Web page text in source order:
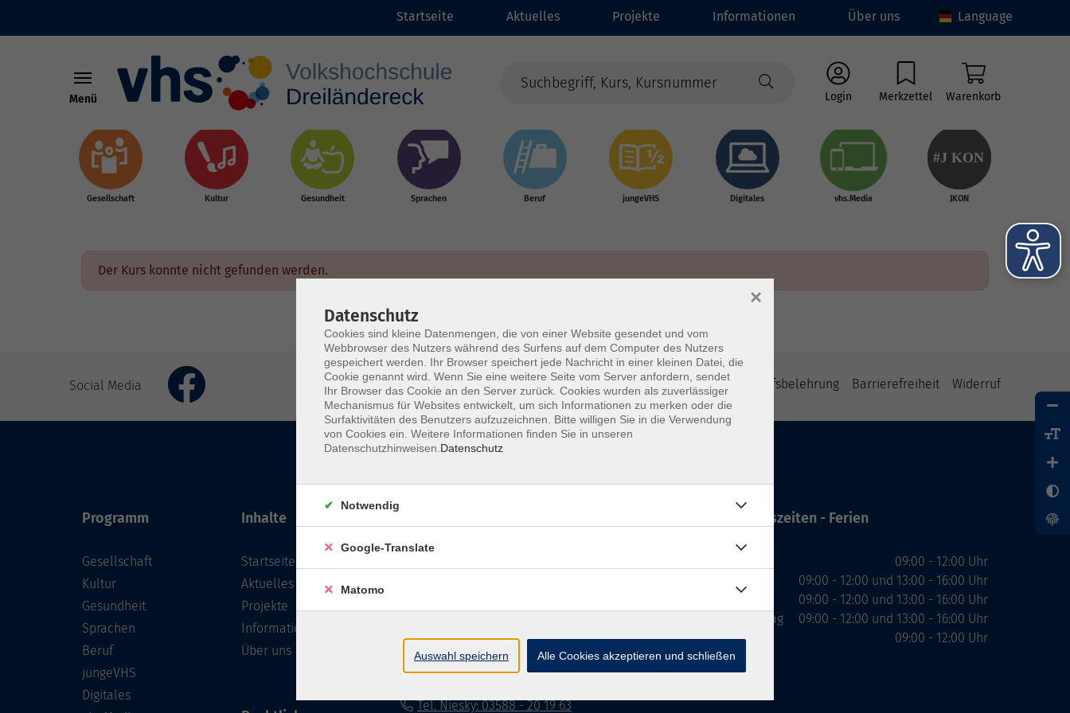
Skip to main content
Startseite Aktuelles Projekte Informationen Über uns Language
Menü Login Merkzettel Warenkorb
Gesellschaft Kultur Gesundheit Sprachen Beruf jungeVHS Digitales vhs.Media
#J KON
JKON
Der Kurs konnte nicht gefunden werden.
Social Media Impressum Datenschutzerklärung AGB Widerrufsbelehrung Barrierefreiheit Widerruf
Programm
Gesellschaft
Kultur
Gesundheit
Sprachen
Beruf
jungeVHS
Digitales
Inhalte
Startseite
Aktuelles
Projekte
Informationen
Über uns
info@vhs-dle.de
Tel. Löbau: 03585 - 41 77 442
Tel. Zittau: 03585 - 41 77 448
Tel. Niesky: 03588 - 20 19 63
Öffnungszeiten - Ferien
Donnerstag
Freitag
09:00 - 12:00 Uhr
09:00 - 12:00 und 13:00 - 16:00 Uhr
09:00 - 12:00 und 13:00 - 16:00 Uhr
09:00 - 12:00 und 13:00 - 16:00 Uhr
09:00 - 12:00 Uhr
Datenschutz
Cookies sind kleine Datenmengen, die von einer Website gesendet und vom
Webbrowser des Nutzers während des Surfens auf dem Computer des Nutzers
gespeichert werden. Ihr Browser speichert jede Nachricht in einer kleinen Datei, die
Cookie genannt wird. Wenn Sie eine weitere Seite vom Server anfordern, sendet
Ihr Browser das Cookie an den Server zurück. Cookies wurden als zuverlässiger
Mechanismus für Websites entwickelt, um sich Informationen zu merken oder die
Surfaktivitäten des Benutzers aufzuzeichnen. Bitte willigen Sie in die Verwendung
von Cookies ein. Weitere Informationen finden Sie in unseren
Datenschutzhinweisen. Datenschutz
×
Notwendig
Google-Translate
Matomo
Auswahl speichern Alle Cookies akzeptieren und schließen